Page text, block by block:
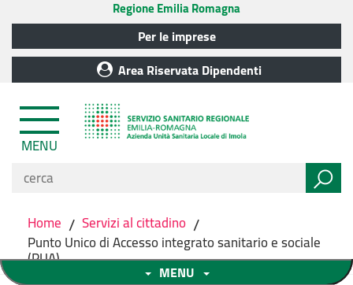
Regione Emilia Romagna
Per le imprese
Area Riservata Dipendenti
MENU
Home / Servizi al cittadino /
Punto Unico di Accesso integrato sanitario e sociale
(PUA)
MENU